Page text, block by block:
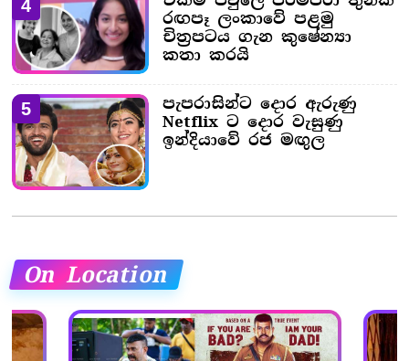
4
රඟපෑ ලංකාවේ පළමු
චිත්‍රපටය ගැන කුෂේන්‍යා
කතා කරයි
5
පැපරාසින්ට දොර ඇරුණු
Netflix ට දොර වැසුණු
ඉන්දියාවේ රජ මඟුල
On Location